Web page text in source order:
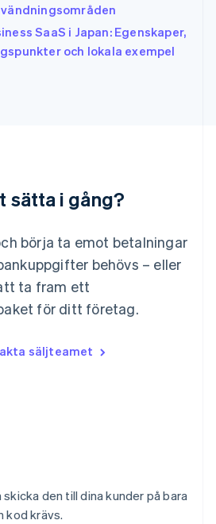
SaaS i Japan: Egenskaper,
och lokala exempel
sätta i gång?
börja ta emot betalningar
behövs – eller
ta fram ett
för ditt företag.
säljteamet
den till dina kunder på bara
kod krävs.